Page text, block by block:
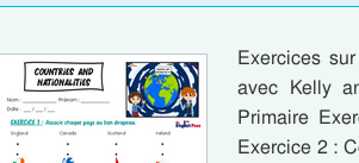
Exercices
avec Kelly
Primaire
Exercice 2 :